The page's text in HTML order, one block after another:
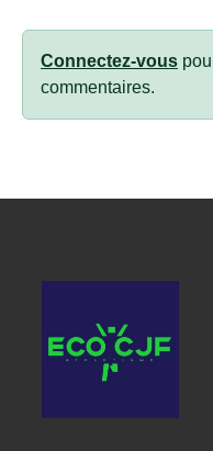
Connectez-vous
commentaires.